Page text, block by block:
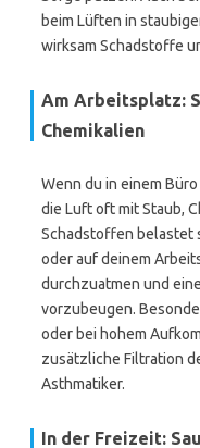
beim Lüften in
wirksam Schadstoffe
Am Arbeitsplatz:
Chemikalien
Wenn du in einem
die Luft oft mit Staub,
Schadstoffen belastet
oder auf deinem
durchzuatmen und
vorzubeugen.
oder bei hohem
zusätzliche Filtration
Asthmatiker.
In der Freizeit: